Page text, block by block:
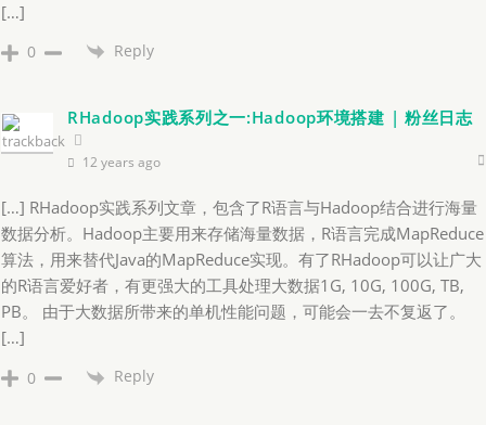
[…]
0 Reply
RHadoop实践系列之一:Hadoop环境搭建 | 粉丝日志
12 years ago
[…] RHadoop实践系列文章，包含了R语言与Hadoop结合进行海量
数据分析。Hadoop主要用来存储海量数据，R语言完成MapReduce
算法，用来替代Java的MapReduce实现。有了RHadoop可以让广大
的R语言爱好者，有更强大的工具处理大数据1G, 10G, 100G, TB,
PB。 由于大数据所带来的单机性能问题，可能会一去不复返了。
[…]
0 Reply